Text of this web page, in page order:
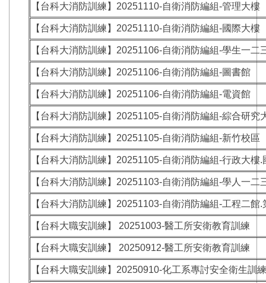
【台科大消防訓練】20251110-自衛消防編組-管理大樓
【台科大消防訓練】20251110-自衛消防編組-國際大樓
【台科大消防訓練】20251106-自衛消防編組-學生一二
【台科大消防訓練】20251106-自衛消防編組-圖書館
【台科大消防訓練】20251106-自衛消防編組-電資館
【台科大消防訓練】20251105-自衛消防編組-綜合研究
【台科大消防訓練】20251105-自衛消防編組-新竹校區
【台科大消防訓練】20251105-自衛消防編組-行政大樓
【台科大消防訓練】20251103-自衛消防編組-學人一二
【台科大消防訓練】20251103-自衛消防編組-工程二館
【台科大職安訓練】 20251003-醫工所安衛教育訓練
【台科大職安訓練】 20250912-醫工所安衛教育訓練
【台科大職安訓練】20250910-化工系專討安全衛生訓練